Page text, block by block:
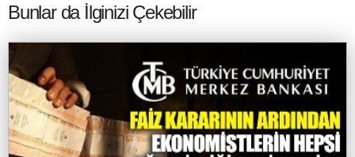
Bunlar da İlginizi Çekebilir